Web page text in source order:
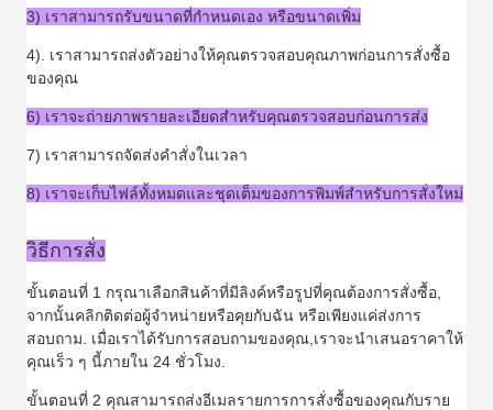
3) เราสามารถรับขนาดที่กําหนดเอง หรือขนาดเพิ่ม
4). เราสามารถส่งตัวอย่างให้คุณตรวจสอบคุณภาพก่อนการสั่งซื้อ
ของคุณ
6) เราจะถ่ายภาพรายละเอียดสําหรับคุณตรวจสอบก่อนการส่ง
7) เราสามารถจัดส่งคําสั่งในเวลา
8) เราจะเก็บไฟล์ทั้งหมดและชุดเต็มของการพิมพ์สําหรับการสั่งใหม่
วิธีการสั่ง
ขั้นตอนที่ 1 กรุณาเลือกสินค้าที่มีลิงค์หรือรูปที่คุณต้องการสั่งซื้อ,
จากนั้นคลิกติดต่อผู้จําหน่ายหรือคุยกับฉัน หรือเพียงแค่ส่งการ
สอบถาม. เมื่อเราได้รับการสอบถามของคุณ,เราจะนําเสนอราคาให้
คุณเร็ว ๆ นี้ภายใน 24 ชั่วโมง.
ขั้นตอนที่ 2 คุณสามารถส่งอีเมลรายการการสั่งซื้อของคุณกับราย